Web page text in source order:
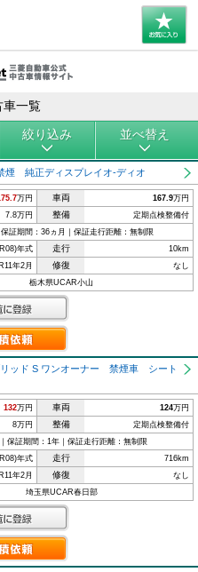
車一覧
絞り込み 並べ替え
煙 純正ディスプレイオ-ディオ
万円 車両 167.9万円
7.8万円 整備 定期点検整備付
証期間：36ヵ月｜保証走行距離：無制限
年式 走行 10km
R11年2月 修復 なし
栃木県UCAR小山
リッド S ワンオーナー 禁煙車 シート
132万円 車両 124万円
8万円 整備 定期点検整備付
保証期間：1年｜保証走行距離：無制限
年式 走行 716km
R11年2月 修復 なし
埼玉県UCAR春日部